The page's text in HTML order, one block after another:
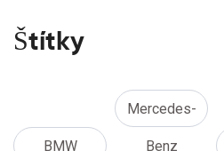
Štítky
BMW
Mercedes-
Benz